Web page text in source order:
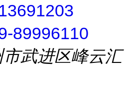
89996110
武进区峰云汇